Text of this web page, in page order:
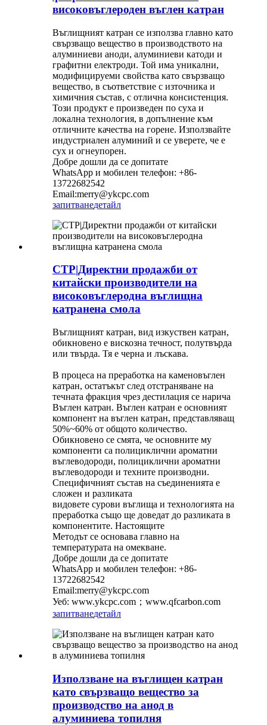
високовъглероден въглен катран
Въглищният катран се използва главно като
свързващо вещество в производството на
алуминиеви аноди, алуминиеви катоди и
графитни електроди. Той има уникални,
модифицируеми свойства като свързващо
вещество, в съответствие с източника и
химичния състав, с отлична консистенция.
Този продукт е произведен по суха и
локална технология, в допълнение към
отличните качества на горене. Използвайте
индустриален алуминий и се уверете, че е
сух и огнеупорен.
Добре дошли да се допитате
WhatsApp и мобилен телефон: +86-
13722682542
Email:merry@ykcpc.com
запитванедетайл
CTP|Директни продажби от
китайски производители на
високовъглеродна въглищна
катранена смола
Въглищният катран, вид изкуствен катран,
обикновено е вискозна течност, полутвърда
или твърда. Тя е черна и лъскава.
В процеса на преработка на каменовъглен
катран, остатъкът след отстраняване на
течната фракция чрез дестилация се нарича
Въглен катран. Въглен катран е основният
компонент на въглен катран, представляващ
50%~60% от общото количество.
Обикновено се смята, че основните му
компоненти са полициклични ароматни
въглеводороди, полициклични ароматни
въглеводороди и техните производни.
Специфичният състав на съединенията е
сложен и разликата
видовете сурови въглища и технологията на
преработка също ще доведат до разликата в
компонентите. Настоящите
Методът се основава главно на
температурата на омекване.
Добре дошли да се допитате
WhatsApp и мобилен телефон: +86-
13722682542
Email:merry@ykcpc.com
Уеб: www.ykcpc.com；www.qfcarbon.com
запитванедетайл
Използване на въглищен катран
като свързващо вещество за
производство на анод в
алуминиева топилня